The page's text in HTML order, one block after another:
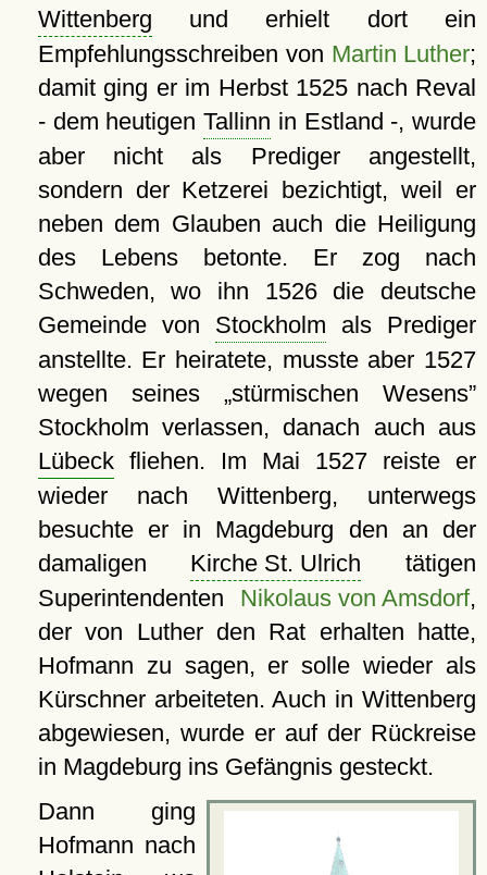
Wittenberg und erhielt dort ein
Empfehlungsschreiben von Martin Luther;
damit ging er im Herbst 1525 nach Reval
- dem heutigenTallinn in Estland -, wurde
aber nicht als Prediger angestellt,
sondern der Ketzerei bezichtigt, weil er
neben dem Glauben auch die Heiligung
des Lebens betonte. Er zog nach
Schweden, wo ihn 1526 die deutsche
Gemeinde von Stockholm als Prediger
anstellte. Er heiratete, musste aber 1527
wegen seines
stürmischen Wesens
Stockholm verlassen, danach auch aus
Lübeckfliehen. Im Mai 1527 reiste er
wieder nach Wittenberg, unterwegs
besuchte er in Magdeburg den an der
damaligen Kirche St. Ulrich tätigen
Superintendenten Nikolaus von Amsdorf,
der von Luther den Rat erhalten hatte,
Hofmann zu sagen, er solle wieder als
Kürschner arbeiteten. Auch in Wittenberg
abgewiesen, wurde er auf der Rückreise
in Magdeburg ins Gefängnis gesteckt.
Dann ging
Hofmann nach